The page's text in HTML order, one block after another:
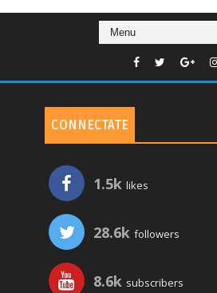
CONNECTATE
1.5k likes
28.6k followers
8.6k subscribers